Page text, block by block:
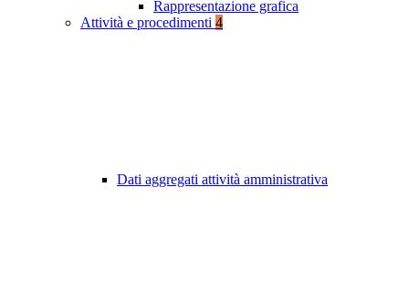
Rappresentazione grafica
Attività e procedimenti 4
Dati aggregati attività amministrativa